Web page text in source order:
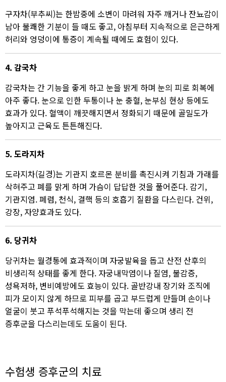
구자차(부추씨)는 한밤중에 소변이 마려워 자주 깨거나 잔뇨감이
남아 불쾌한 기분이 들 때도 좋고, 아침부터 지속적으로 은근하게
허리와 엉덩이에 통증이 계속될 때에도 효험이 있다.​
4. 감국차
감국차는 간 기능을 좋게 하고 눈을 밝게 하며 눈의 피로 회복에
아주 좋다. 눈으로 인한 두통이나 눈 충혈, 눈부심 현상 등에도
효과가 있다. 혈액이 깨끗해지면서 정화되기 때문에 골밀도가
높아지고 근육도 튼튼해진다.​
5. 도라지차
도라지차(길경)는 기관지 호르몬 분비를 촉진시켜 기침과 가래를
삭혀주고 폐를 맑게 하며 가슴이 답답한 것을 풀어준다. 감기,
기관지염. 폐렴, 천식, 결핵 등의 호흡기 질환을 다스린다. 건위,
강장, 자양효과도 있다.​
6. 당귀차
당귀차는 월경통에 효과적이며 자궁발육을 돕고 산전 산후의
비생리적 상태를 좋게 한다. 자궁내막염이나 질염, 불감증,
성욕저하, 변비예방에도 효능이 있다. 골반강내 장기와 조직에
피가 모이지 않게 하므로 피부를 곱고 부드럽게 만들며 손이나
얼굴이 붓고 푸석푸석해지는 것을 막는데 좋으며 생리 전
증후군을 다스리는데도 도움이 된다.
수험생 증후군의 치료​